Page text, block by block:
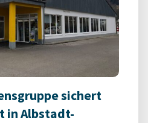
sichert
in Albstadt-